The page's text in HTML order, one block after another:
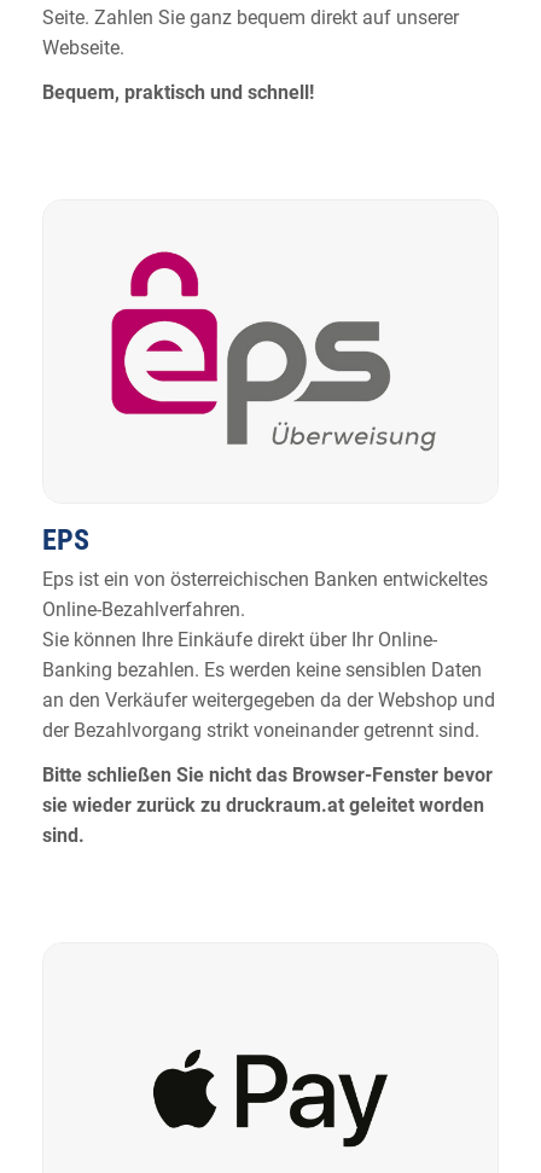
Seite. Zahlen Sie ganz bequem direkt auf unserer
Webseite.
Bequem, praktisch und schnell!
EPS
Eps ist ein von österreichischen Banken entwickeltes
Online-Bezahlverfahren.
Sie können Ihre Einkäufe direkt über Ihr Online-
Banking bezahlen. Es werden keine sensiblen Daten
an den Verkäufer weitergegeben da der Webshop und
der Bezahlvorgang strikt voneinander getrennt sind.
Bitte schließen Sie nicht das Browser-Fenster bevor
sie wieder zurück zu druckraum.at geleitet worden
sind.